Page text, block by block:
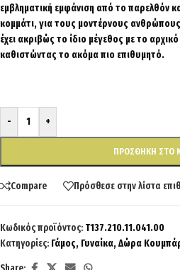
εμβληματική εμφάνιση από το παρελθόν
κομμάτι, για τους μοντέρνους
έχει ακριβώς το ίδιο μέγεθος με το
καθιστώντας το ακόμα πιο επιθυμητό.
- +
ΠΡΟΣΘΉΚΗ ΣΤΟ
Compare Πρόσθεσε στην λίστα
Κωδικός προϊόντος: T137.210.11.041.00
Κατηγορίες: Γάμος, Γυναίκα,Δώρα